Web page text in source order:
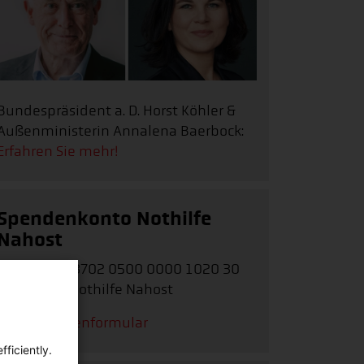
a. D. Horst Köhler &
Annalena Baerbock:
Sie mehr!
Nothilfe
DE62 3702 0500 0000 1020 30
Nothilfe Nahost
Zum Spendenformular